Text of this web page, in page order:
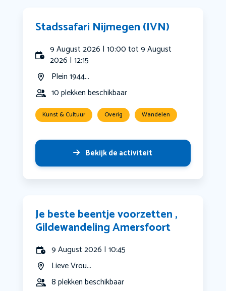
Stadssafari Nijmegen (IVN)
9 August 2026 | 10:00 tot 9 August
2026 | 12:15
Plein 1944...
10 plekken beschikbaar
Kunst & Cultuur Overig Wandelen
Bekijk de activiteit
Je beste beentje voorzetten ,
Gildewandeling Amersfoort
9 August 2026 | 10:45
Lieve Vrou...
8 plekken beschikbaar